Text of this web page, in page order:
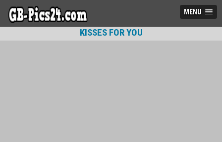
MENU
KISSES FOR YOU